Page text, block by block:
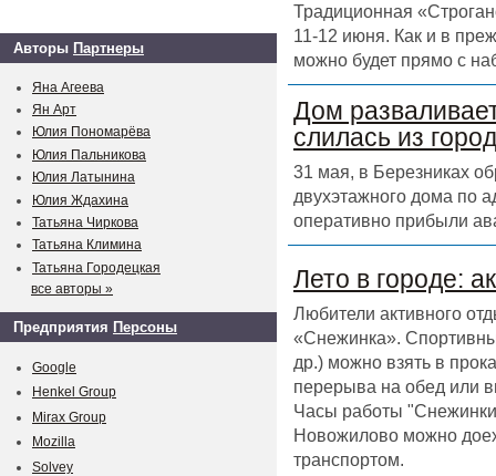
Традиционная
11-12 июня. Как и в
можно будет прямо с
Дом
слилась из
31 мая, в Березниках
двухэтажного дома по
оперативно прибыли
Лето в городе:
Любители активного
«Снежинка».
др.) можно взять в
перерыва на обед или
Часы работы
Новожилово можно
транспортом.
Авторы Партнеры
Яна Агеева
Ян Арт
Юлия Пономарёва
Юлия Пальникова
Юлия Латынина
Юлия Ждахина
Татьяна Чиркова
Татьяна Климина
Татьяна Городецкая
все авторы »
Предприятия Персоны
Google
Henkel Group
Mirax Group
Mozilla
Solvey